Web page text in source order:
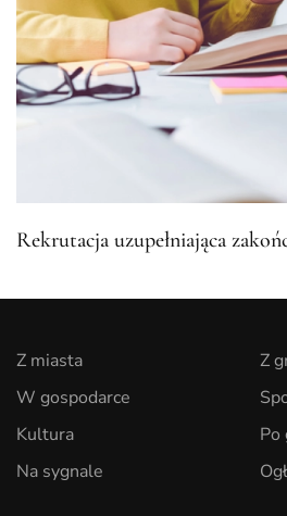
Rekrutacja uzupełniająca
Z miasta
W gospodarce
Kultura
Na sygnale
Z
Po